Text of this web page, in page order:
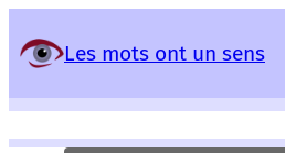
Les mots ont un sens
Panneau de gestion des services